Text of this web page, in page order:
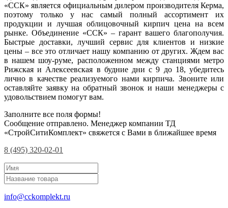
«ССК» является официальным дилером производителя Керма,
поэтому только у нас самый полный ассортимент их
продукции и лучшая облицовочный кирпич цена на всем
рынке. Объединение «ССК» – гарант вашего благополучия.
Быстрые доставки, лучший сервис для клиентов и низкие
цены – все это отличает нашу компанию от других. Ждем вас
в нашем шоу-руме, расположенном между станциями метро
Рижская и Алексеевская в будние дни с 9 до 18, убедитесь
лично в качестве реализуемого нами кирпича. Звоните или
оставляйте заявку на обратный звонок и наши менеджеры с
удовольствием помогут вам.
Заполните все поля формы!
Сообщение отправлено. Менеджер компании ТД
«СтройСитиКомплект» свяжется с Вами в ближайшее время
8 (495) 320-02-01
info@cckomplekt.ru